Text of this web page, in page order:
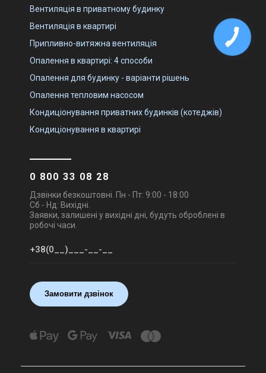
Вентиляція в приватному будинку
Вентиляція в квартирі
Припливно-витяжна вентиляція
Опалення в квартирі: 4 способи
Опалення для будинку - варіанти рішень
Опалення тепловим насосом
Кондиціонування приватних будинків (котеджів)
Кондиціонування в квартирі
0 800 33 08 28
Дзвінки безкоштовні. Пн - Пт: 9:00 - 18:00
Сб - Нд: Вихідні.
Заявки, залишені у вихідні дні, будуть оброблені в
робочі часи.
Замовити дзвінок